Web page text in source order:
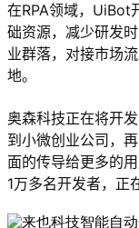
在RPA领域，UiBot
础资源，减少研发
业群落，对接市场
地。
奥森科技正在将开
到小微创业公司，
面的传导给更多的
1万多名开发者，正